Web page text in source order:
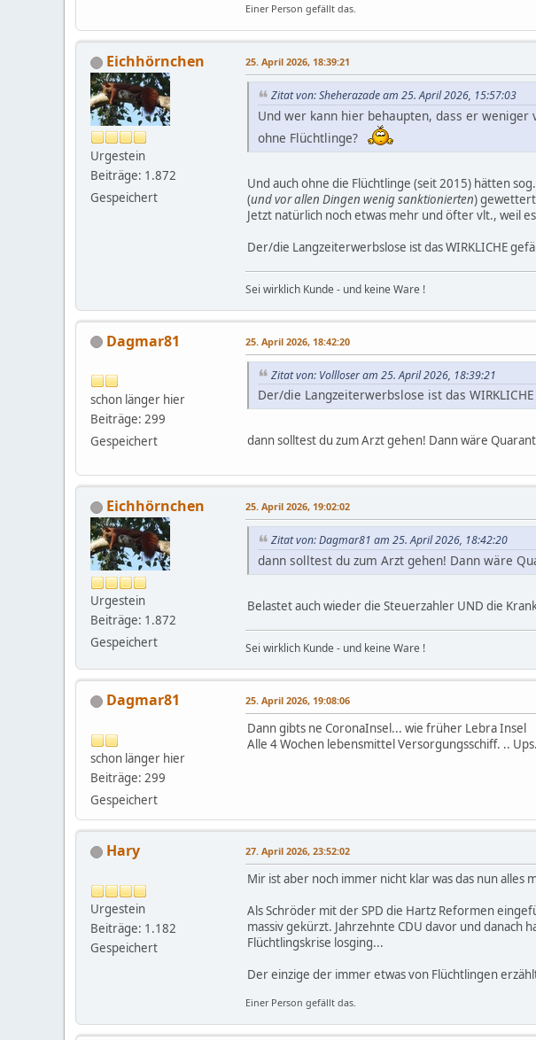
Einer Person gefällt das.
Eichhörnchen
Urgestein
Beiträge: 1.872
Gespeichert
25. April 2026, 18:39:21
Zitat von: Sheherazade am 25. April 2026, 15:57:03
Und wer kann hier behaupten, dass er
ohne Flüchtlinge?
Und auch ohne die Flüchtlinge (seit 2015) hätten
(und vor allen Dingen wenig sanktionierten)
Jetzt natürlich noch etwas mehr und öfter vlt., weil
Der/die Langzeiterwerbslose ist das WIRKLICHE
Sei wirklich Kunde - und keine Ware !
Dagmar81
schon länger hier
Beiträge: 299
Gespeichert
25. April 2026, 18:42:20
Zitat von: Vollloser am 25. April 2026, 18:39:21
Der/die Langzeiterwerbslose ist das
dann solltest du zum Arzt gehen! Dann wäre
Eichhörnchen
Urgestein
Beiträge: 1.872
Gespeichert
25. April 2026, 19:02:02
Zitat von: Dagmar81 am 25. April 2026, 18:42:20
dann solltest du zum Arzt gehen! Dann wäre
Belastet auch wieder die Steuerzahler UND die
Sei wirklich Kunde - und keine Ware !
Dagmar81
schon länger hier
Beiträge: 299
Gespeichert
25. April 2026, 19:08:06
Dann gibts ne CoronaInsel... wie früher Lebra Insel
Alle 4 Wochen lebensmittel Versorgungsschiff. ..
Hary
Urgestein
Beiträge: 1.182
Gespeichert
27. April 2026, 23:52:02
Mir ist aber noch immer nicht klar was das nun alles
Als Schröder mit der SPD die Hartz Reformen
massiv gekürzt. Jahrzehnte CDU davor und
Flüchtlingskrise losging...
Der einzige der immer etwas von Flüchtlingen
Einer Person gefällt das.